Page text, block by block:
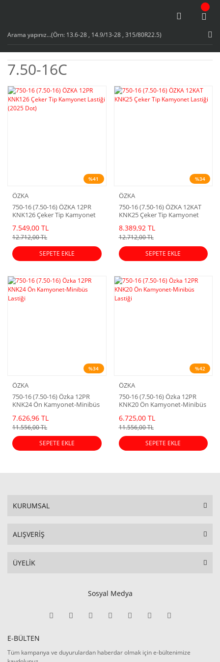
7.50-16C
%41
ÖZKA
750-16 (7.50-16) ÖZKA 12PR
KNK126 Çeker Tip Kamyonet
7.549,00 TL
12.712,00 TL
SEPETE EKLE
%34
ÖZKA
750-16 (7.50-16) ÖZKA 12KAT
KNK25 Çeker Tip Kamyonet
8.389,92 TL
12.712,00 TL
SEPETE EKLE
%34
ÖZKA
750-16 (7.50-16) Özka 12PR
KNK24 Ön Kamyonet-Minibüs
7.626,96 TL
11.556,00 TL
SEPETE EKLE
%42
ÖZKA
750-16 (7.50-16) Özka 12PR
KNK20 Ön Kamyonet-Minibüs
6.725,00 TL
11.556,00 TL
SEPETE EKLE
KURUMSAL
ALIŞVERİŞ
ÜYELİK
Sosyal Medya
E-BÜLTEN
Tüm kampanya ve duyurulardan haberdar olmak için e-bültenimize